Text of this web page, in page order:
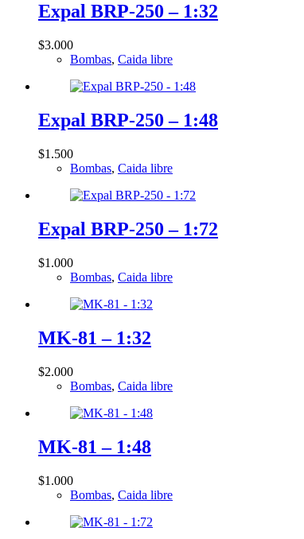
Expal BRP-250 – 1:32
$3.000
Bombas, Caida libre
Expal BRP-250 – 1:48
$1.500
Bombas, Caida libre
Expal BRP-250 – 1:72
$1.000
Bombas, Caida libre
MK-81 – 1:32
$2.000
Bombas, Caida libre
MK-81 – 1:48
$1.000
Bombas, Caida libre